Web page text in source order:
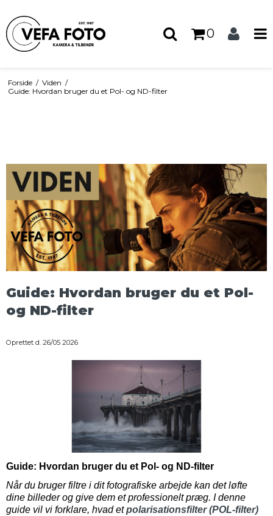
0
Forside / Viden /
Guide: Hvordan bruger du et Pol- og ND-filter
Guide: Hvordan bruger du et Pol-
og ND-filter
Oprettet d. 26/05 2026
Guide: Hvordan bruger du et Pol- og ND-filter
Når du bruger filtre i dit fotografiske arbejde kan det løfte
dine billeder og give dem et professionelt præg. I denne
guide vil vi forklare, hvad etpolarisationsfilter (POL-filter)